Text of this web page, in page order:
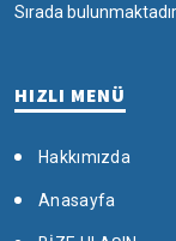
Sırada bulunmaktadır.
HIZLI MENÜ
Hakkımızda
Anasayfa